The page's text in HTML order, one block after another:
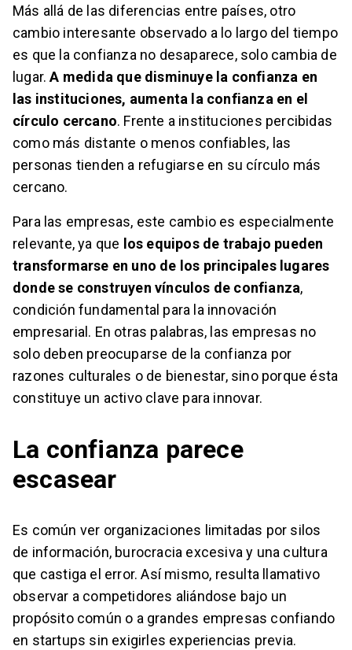
Más allá de las diferencias entre países, otro
cambio interesante observado a lo largo del tiempo
es que la confianza no desaparece, solo cambia de
lugar.A medida que disminuye la confianza en
las instituciones, aumenta la confianza en el
círculo cercano. Frente a instituciones percibidas
como más distante o menos confiables, las
personas tienden a refugiarse en su círculo más
cercano.
Para las empresas, este cambio es especialmente
relevante, ya que los equipos de trabajo pueden
transformarse en uno de los principales lugares
donde se construyen vínculos de confianza,
condición fundamental para la innovación
empresarial. En otras palabras, las empresas no
solo deben preocuparse de la confianza por
razones culturales o de bienestar, sino porque ésta
constituye un activo clave para innovar.
La confianza parece
escasear
Es común ver organizaciones limitadas por silos
de información, burocracia excesiva y una cultura
que castiga el error. Así mismo, resulta llamativo
observar a competidores aliándose bajo un
propósito común o a grandes empresas confiando
en startups sin exigirles experiencias previa.